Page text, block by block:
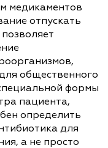
медикаментов
отпускать
общественного
формы
пациента,
определить
для
а не просто